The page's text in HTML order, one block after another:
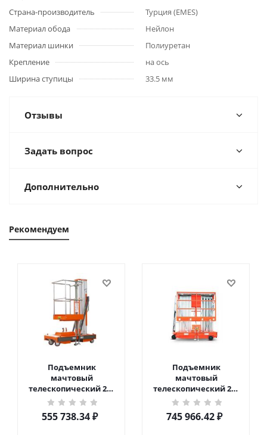
Страна-производитель
Турция (EMES)
Материал обода
Нейлон
Материал шинки
Полиуретан
Крепление
на ось
Ширина ступицы
33.5 мм
Отзывы
Задать вопрос
Дополнительно
Рекомендуем
Подъемник
мачтовый
телескопический 200
кг 6 м TOR GTWY6-200S
DC 2-мачтовый
(автономный) (G) в
555 738.34₽
Подъемник
мачтовый
телескопический 200
кг 10 м TOR GTWY10-
200S DC 2-мачтовый
(автономный) (N) в
745 966.42₽